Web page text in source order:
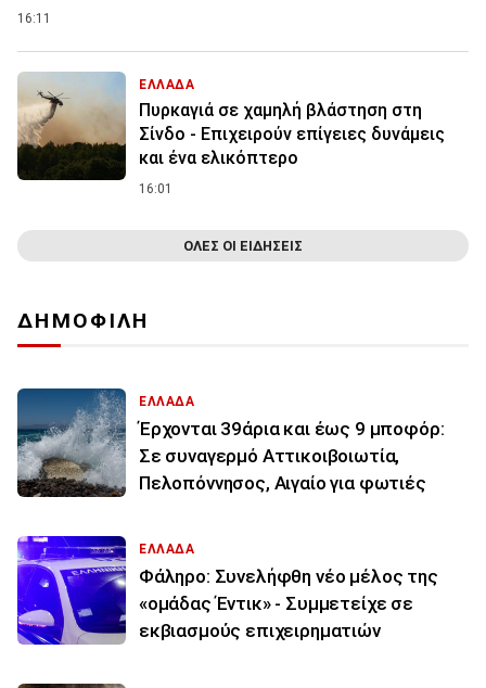
16:11
ΕΛΛΑΔΑ
Πυρκαγιά σε χαμηλή βλάστηση στη
Σίνδο - Επιχειρούν επίγειες δυνάμεις
και ένα ελικόπτερο
16:01
ΟΛΕΣ ΟΙ ΕΙΔΗΣΕΙΣ
ΔΗΜΟΦΙΛΗ
ΕΛΛΑΔΑ
Έρχονται 39άρια και έως 9 μποφόρ:
Σε συναγερμό Αττικοιβοιωτία,
Πελοπόννησος, Αιγαίο για φωτιές
ΕΛΛΑΔΑ
Φάληρο: Συνελήφθη νέο μέλος της
«ομάδας Έντικ» - Συμμετείχε σε
εκβιασμούς επιχειρηματιών